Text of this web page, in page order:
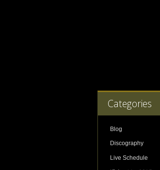
Categories
Blog
Discography
Live Schedule